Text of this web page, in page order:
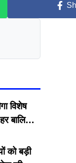
विशेष
बालिका
को बड़ी